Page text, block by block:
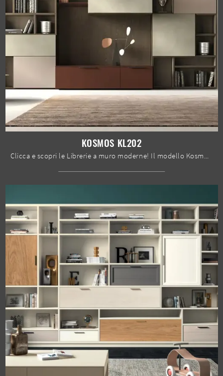
KOSMOS KL202
Clicca e scopri le Librerie a muro moderne! Il modello Kosmos KL202 Moretti Compact Giorno Notte saprà completare un living pratico e dinamico.